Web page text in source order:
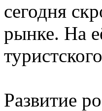
сегодня
рынке. На
Развитие